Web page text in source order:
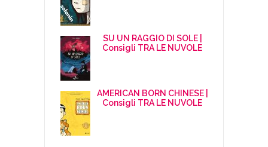
SU UN RAGGIO DI SOLE |
Consigli TRA LE NUVOLE
AMERICAN BORN CHINESE |
Consigli TRA LE NUVOLE